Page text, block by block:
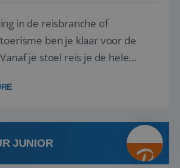
in de reisbranche of
ben je klaar voor de
je stoel reis je de hele
je klant en wat er in de
om die droomreis te
JUNIOR